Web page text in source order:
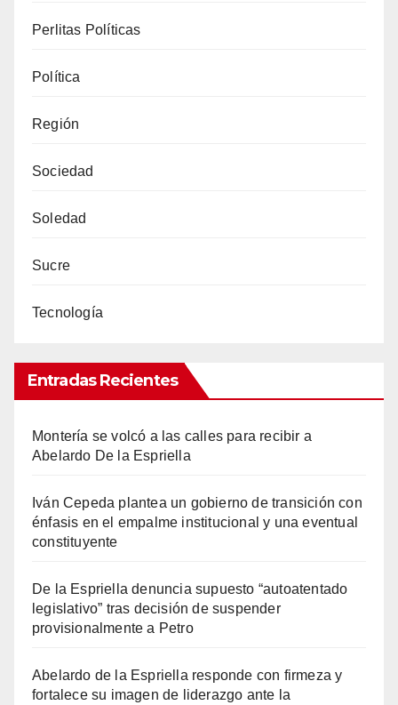
Perlitas Políticas
Política
Región
Sociedad
Soledad
Sucre
Tecnología
Entradas Recientes
Montería se volcó a las calles para recibir a
Abelardo De la Espriella
Iván Cepeda plantea un gobierno de transición con
énfasis en el empalme institucional y una eventual
constituyente
De la Espriella denuncia supuesto “autoatentado
legislativo” tras decisión de suspender
provisionalmente a Petro
Abelardo de la Espriella responde con firmeza y
fortalece su imagen de liderazgo ante la